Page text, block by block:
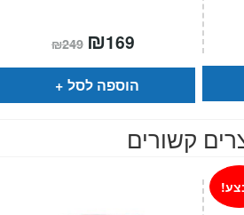
₪249 המחיר
המקורי
היה:
₪249.
₪169
הוא:
הוספה לסל
קשורים